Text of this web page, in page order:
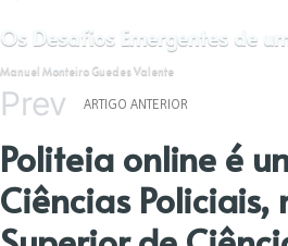
Os Desafios Emergentes de
Manuel Monteiro Guedes Valente
Prev ARTIGO ANTERIOR
Politeia online é
Ciências